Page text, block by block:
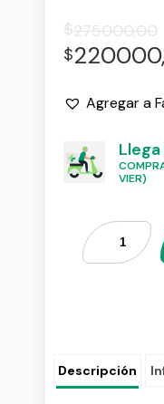
$275000,00
$
Agregar a
VIER)
Descripción